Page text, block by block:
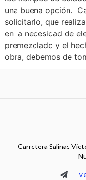
una buena opción.
solicitarlo, que
en la necesidad de
premezclado y el
obra, debemos de
Carretera Salinas